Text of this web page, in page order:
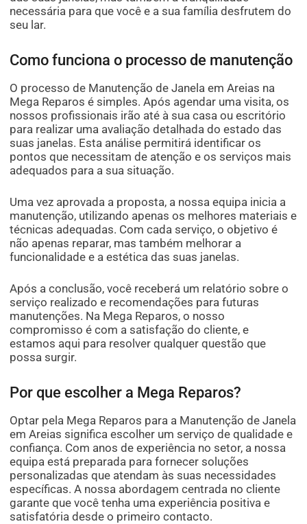
necessária para que você e a sua família desfrutem do
seu lar.
Como funciona o processo de manutenção
O processo de Manutenção de Janela em Areias na
Mega Reparos é simples. Após agendar uma visita, os
nossos profissionais irão até à sua casa ou escritório
para realizar uma avaliação detalhada do estado das
suas janelas. Esta análise permitirá identificar os
pontos que necessitam de atenção e os serviços mais
adequados para a sua situação.
Uma vez aprovada a proposta, a nossa equipa inicia a
manutenção, utilizando apenas os melhores materiais e
técnicas adequadas. Com cada serviço, o objetivo é
não apenas reparar, mas também melhorar a
funcionalidade e a estética das suas janelas.
Após a conclusão, você receberá um relatório sobre o
serviço realizado e recomendações para futuras
manutenções. Na Mega Reparos, o nosso
compromisso é com a satisfação do cliente, e
estamos aqui para resolver qualquer questão que
possa surgir.
Por que escolher a Mega Reparos?
Optar pela Mega Reparos para a Manutenção de Janela
em Areias significa escolher um serviço de qualidade e
confiança. Com anos de experiência no setor, a nossa
equipa está preparada para fornecer soluções
personalizadas que atendam às suas necessidades
específicas. A nossa abordagem centrada no cliente
garante que você tenha uma experiência positiva e
satisfatória desde o primeiro contacto.